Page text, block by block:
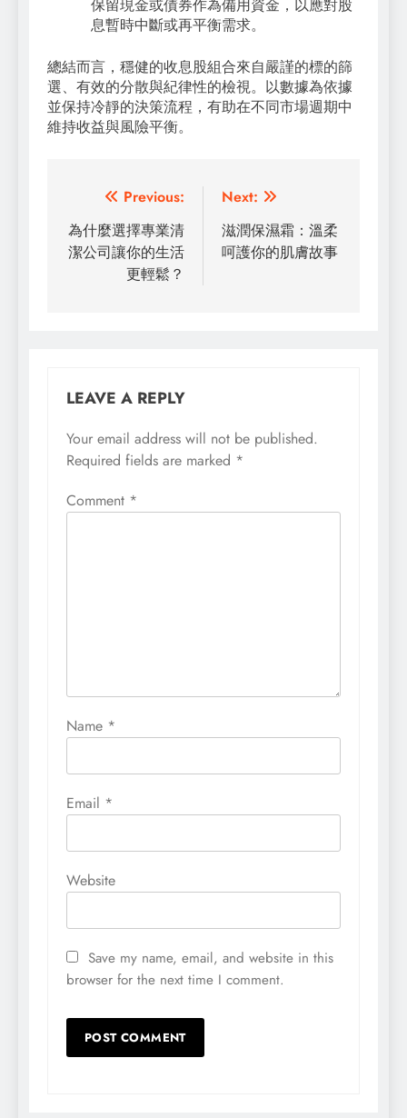
保留現金或債券作為備用資金，以應對股
息暫時中斷或再平衡需求。
總結而言，穩健的收息股組合來自嚴謹的標的篩
選、有效的分散與紀律性的檢視。以數據為依據
並保持冷靜的決策流程，有助在不同市場週期中
維持收益與風險平衡。
Post
navigation
Previous:
為什麼選擇專業清
潔公司讓你的生活
更輕鬆？
Next:
滋潤保濕霜：溫柔
呵護你的肌膚故事
LEAVE A REPLY
Your email address will not be published.
Required fields are marked *
Comment *
Name *
Email *
Website
Save my name, email, and website in this
browser for the next time I comment.